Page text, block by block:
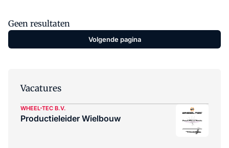
Geen resultaten
Volgende pagina
Vacatures
WHEEL-TEC B.V.
Productieleider Wielbouw